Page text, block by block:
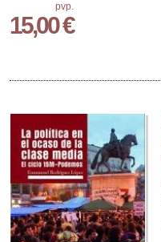
pvp.
15,00 €